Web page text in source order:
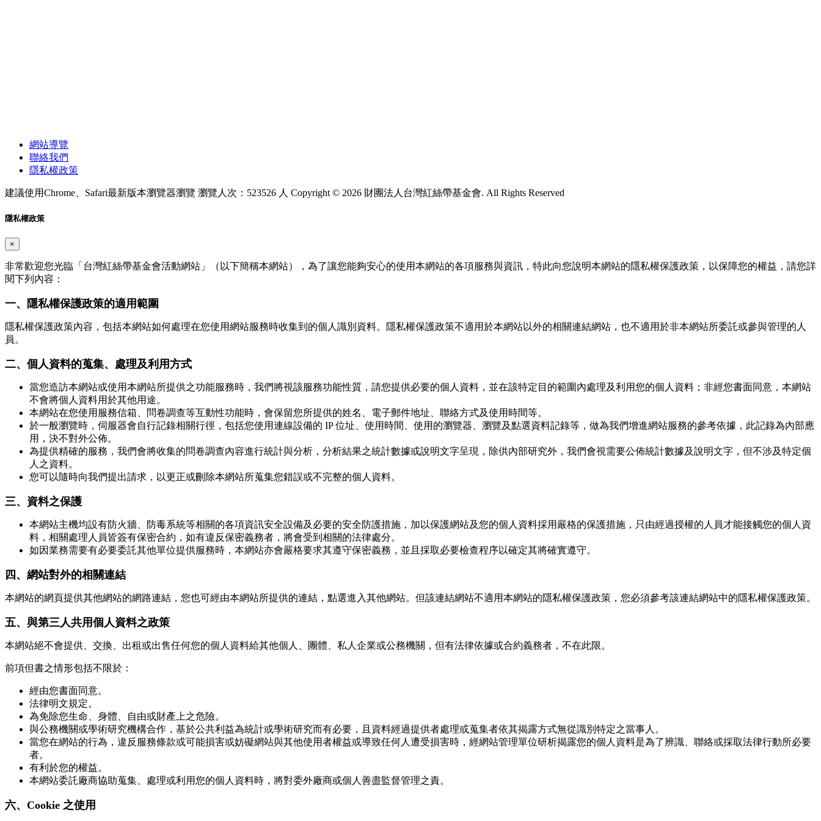
網站導覽
聯絡我們
隱私權政策
建議使用Chrome、Safari最新版本瀏覽器瀏覽 瀏覽人次：523526 人 Copyright © 2026 財團法人台灣紅絲帶基金會. All Rights Reserved
隱私權政策
×
非常歡迎您光臨「台灣紅絲帶基金會活動網站」（以下簡稱本網站），為了讓您能夠安心的使用本網站的各項服務與資訊，特此向您說明本網站的隱私權保護政策，以保障您的權益，請您詳
閱下列內容：
一、隱私權保護政策的適用範圍
隱私權保護政策內容，包括本網站如何處理在您使用網站服務時收集到的個人識別資料。隱私權保護政策不適用於本網站以外的相關連結網站，也不適用於非本網站所委託或參與管理的人
員。
二、個人資料的蒐集、處理及利用方式
當您造訪本網站或使用本網站所提供之功能服務時，我們將視該服務功能性質，請您提供必要的個人資料，並在該特定目的範圍內處理及利用您的個人資料；非經您書面同意，本網站
不會將個人資料用於其他用途。
本網站在您使用服務信箱、問卷調查等互動性功能時，會保留您所提供的姓名、電子郵件地址、聯絡方式及使用時間等。
於一般瀏覽時，伺服器會自行記錄相關行徑，包括您使用連線設備的 IP 位址、使用時間、使用的瀏覽器、瀏覽及點選資料記錄等，做為我們增進網站服務的參考依據，此記錄為內部應
用，決不對外公佈。
為提供精確的服務，我們會將收集的問卷調查內容進行統計與分析，分析結果之統計數據或說明文字呈現，除供內部研究外，我們會視需要公佈統計數據及說明文字，但不涉及特定個
人之資料。
您可以隨時向我們提出請求，以更正或刪除本網站所蒐集您錯誤或不完整的個人資料。
三、資料之保護
本網站主機均設有防火牆、防毒系統等相關的各項資訊安全設備及必要的安全防護措施，加以保護網站及您的個人資料採用嚴格的保護措施，只由經過授權的人員才能接觸您的個人資
料，相關處理人員皆簽有保密合約，如有違反保密義務者，將會受到相關的法律處分。
如因業務需要有必要委託其他單位提供服務時，本網站亦會嚴格要求其遵守保密義務，並且採取必要檢查程序以確定其將確實遵守。
四、網站對外的相關連結
本網站的網頁提供其他網站的網路連結，您也可經由本網站所提供的連結，點選進入其他網站。但該連結網站不適用本網站的隱私權保護政策，您必須參考該連結網站中的隱私權保護政策。
五、與第三人共用個人資料之政策
本網站絕不會提供、交換、出租或出售任何您的個人資料給其他個人、團體、私人企業或公務機關，但有法律依據或合約義務者，不在此限。
前項但書之情形包括不限於：
經由您書面同意。
法律明文規定。
為免除您生命、身體、自由或財產上之危險。
與公務機關或學術研究機構合作，基於公共利益為統計或學術研究而有必要，且資料經過提供者處理或蒐集者依其揭露方式無從識別特定之當事人。
當您在網站的行為，違反服務條款或可能損害或妨礙網站與其他使用者權益或導致任何人遭受損害時，經網站管理單位研析揭露您的個人資料是為了辨識、聯絡或採取法律行動所必要
者。
有利於您的權益。
本網站委託廠商協助蒐集、處理或利用您的個人資料時，將對委外廠商或個人善盡監督管理之責。
六、Cookie 之使用